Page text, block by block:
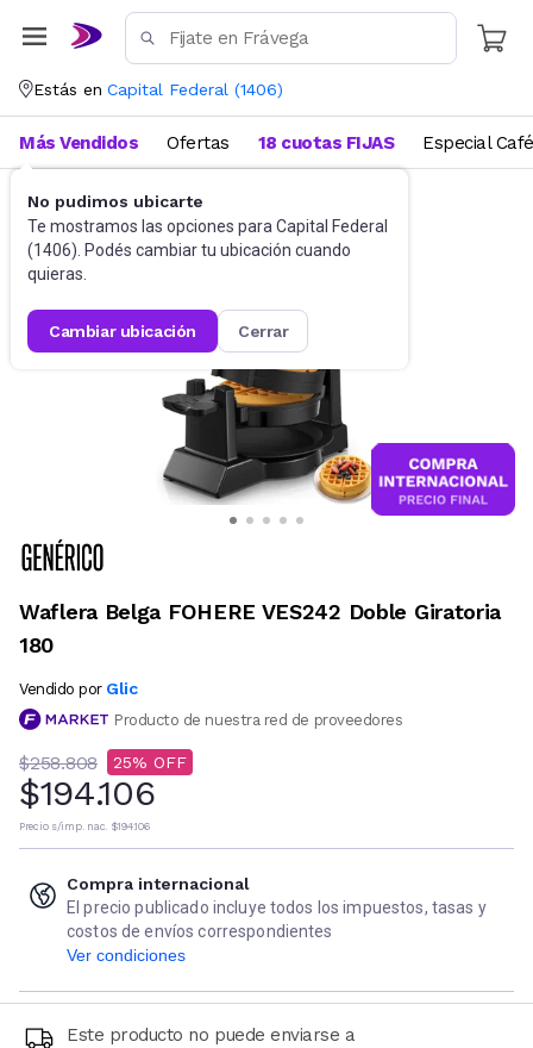
Estás en Capital Federal (1406)
No pudimos ubicarte
Te mostramos las opciones para Capital Federal
(1406). Podés cambiar tu ubicación cuando
quieras.
cambiar ubicación cerrar
Más Vendidos Ofertas 18 cuotas FIJAS Especial Café
Cocina Sandwicheras y Wafleras
Waflera Belga FOHERE VES242 Doble Giratoria
180
Vendido por Glic
Producto de nuestra red de proveedores
$258.808 25
$194.106
Precio s/imp. nac. $194.106
Compra internacional
El precio publicado incluye todos los impuestos, tasas y
costos de envíos correspondientes
Ver condiciones
Este producto no puede enviarse a